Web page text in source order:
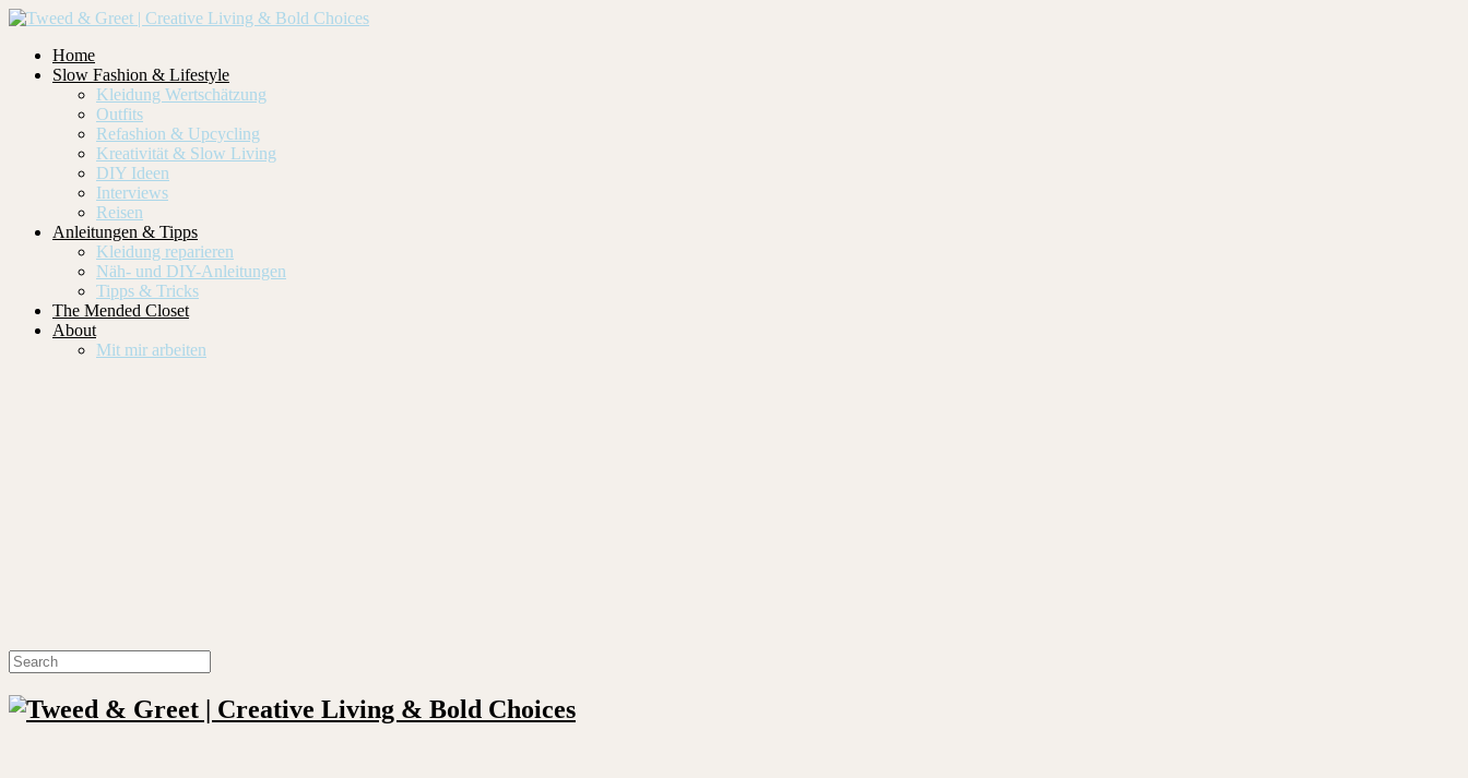
Home
Slow Fashion & Lifestyle
Kleidung Wertschätzung
Outfits
Refashion & Upcycling
Kreativität & Slow Living
DIY Ideen
Interviews
Reisen
Anleitungen & Tipps
Kleidung reparieren
Näh- und DIY-Anleitungen
Tipps & Tricks
The Mended Closet
About
Mit mir arbeiten